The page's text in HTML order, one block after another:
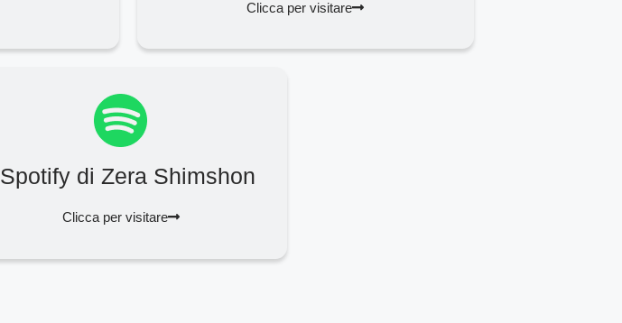
Clicca per visitare
Spotify di Zera Shimshon
Clicca per visitare